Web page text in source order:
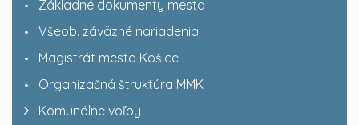
Základné dokumenty mesta
Všeob. záväzné nariadenia
Magistrát mesta Košice
Organizačná štruktúra MMK
Komunálne voľby